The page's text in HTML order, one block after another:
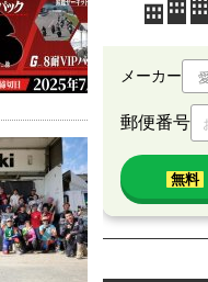
メーカー
郵便番号
無料